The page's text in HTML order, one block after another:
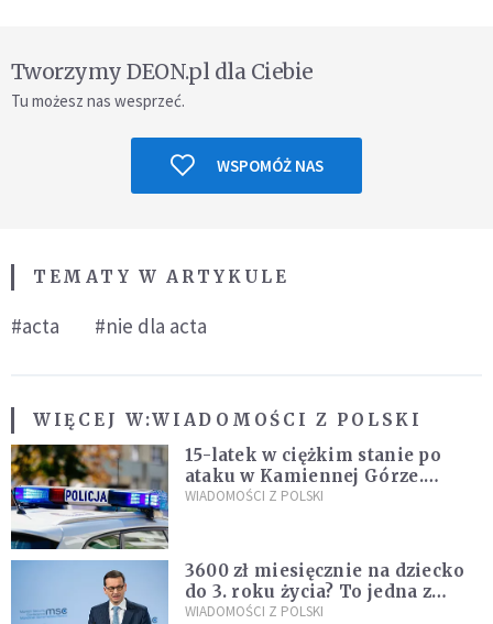
Tworzymy DEON.pl dla Ciebie
Tu możesz nas wesprzeć.
WSPOMÓŻ NAS
TEMATY W ARTYKULE
#acta #nie dla acta
WIĘCEJ W:WIADOMOŚCI Z POLSKI
15-latek w ciężkim stanie po
ataku w Kamiennej Górze.
Policja zatrzymała dwóch
WIADOMOŚCI Z POLSKI
3600 zł miesięcznie na dziecko
do 3. roku życia? To jedna z
propozycji programu "Rozwój
WIADOMOŚCI Z POLSKI